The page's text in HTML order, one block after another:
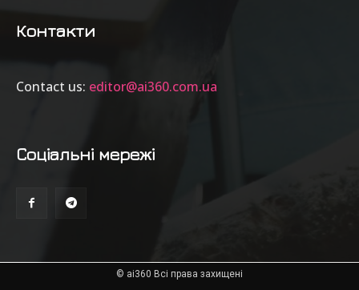
Контакти
Contact us: editor@ai360.com.ua
Соціальні мережі
© ai360 Всі права захищені